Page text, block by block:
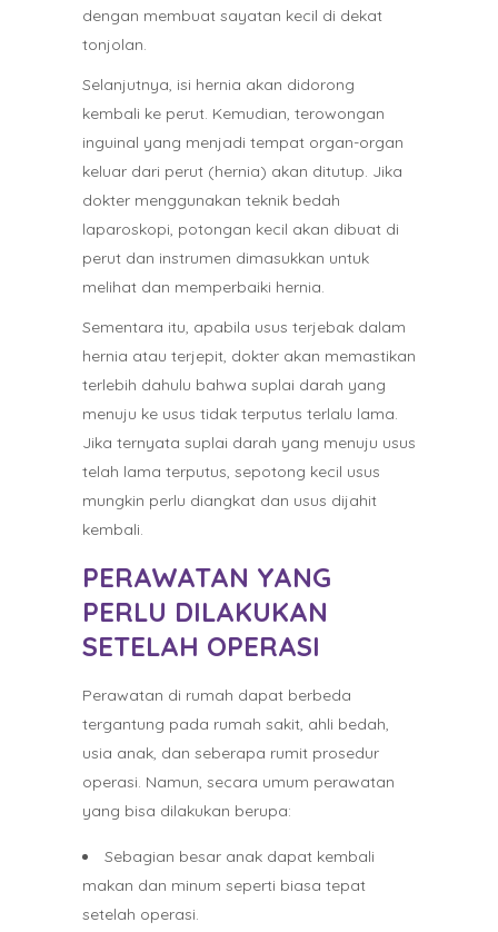
dengan membuat sayatan kecil di dekat
tonjolan.
Selanjutnya, isi hernia akan didorong
kembali ke perut. Kemudian, terowongan
inguinal yang menjadi tempat organ-organ
keluar dari perut (hernia) akan ditutup. Jika
dokter menggunakan teknik bedah
laparoskopi, potongan kecil akan dibuat di
perut dan instrumen dimasukkan untuk
melihat dan memperbaiki hernia.
Sementara itu, apabila usus terjebak dalam
hernia atau terjepit, dokter akan memastikan
terlebih dahulu bahwa suplai darah yang
menuju ke usus tidak terputus terlalu lama.
Jika ternyata suplai darah yang menuju usus
telah lama terputus, sepotong kecil usus
mungkin perlu diangkat dan usus dijahit
kembali.
PERAWATAN YANG
PERLU DILAKUKAN
SETELAH OPERASI
Perawatan di rumah dapat berbeda
tergantung pada rumah sakit, ahli bedah,
usia anak, dan seberapa rumit prosedur
operasi. Namun, secara umum perawatan
yang bisa dilakukan berupa:
Sebagian besar anak dapat kembali
makan dan minum seperti biasa tepat
setelah operasi.